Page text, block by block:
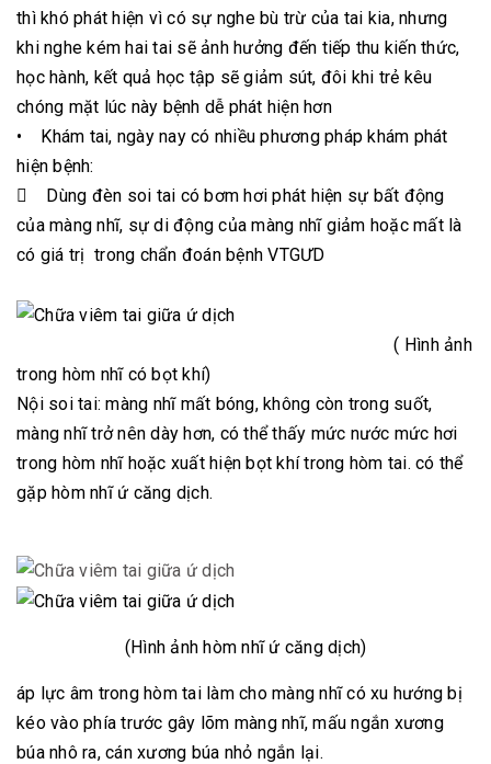
thì khó phát hiện vì có sự nghe bù trừ của tai kia, nhưng
khi nghe kém hai tai sẽ ảnh hưởng đến tiếp thu kiến thức,
học hành, kết quả học tập sẽ giảm sút, đôi khi trẻ kêu
chóng mặt lúc này bệnh dễ phát hiện hơn
• Khám tai, ngày nay có nhiều phương pháp khám phát
hiện bệnh:
 Dùng đèn soi tai có bơm hơi phát hiện sự bất động
của màng nhĩ, sự di động của màng nhĩ giảm hoặc mất là
có giá trị trong chẩn đoán bệnh VTGƯD
( Hình ảnh
trong hòm nhĩ có bọt khí)
Nội soi tai: màng nhĩ mất bóng, không còn trong suốt,
màng nhĩ trở nên dày hơn, có thể thấy mức nước mức hơi
trong hòm nhĩ hoặc xuất hiện bọt khí trong hòm tai. có thể
gặp hòm nhĩ ứ căng dịch.
(Hình ảnh hòm nhĩ ứ căng dịch)
áp lực âm trong hòm tai làm cho màng nhĩ có xu hướng bị
kéo vào phía trước gây lõm màng nhĩ, mấu ngắn xương
búa nhô ra, cán xương búa nhỏ ngắn lại.